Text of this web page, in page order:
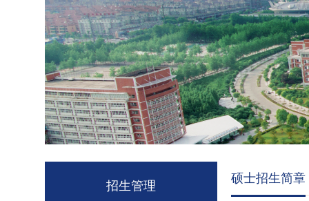
招生管理
硕士招生简章